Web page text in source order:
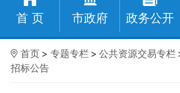
首 页 市政府 政务公开
首页 > 专题专栏 > 公共资源交易专栏
招标公告